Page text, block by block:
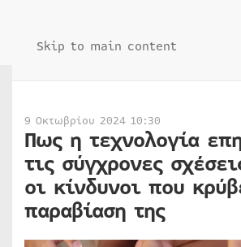
Skip to main content
9 Οκτωβρίου 2024 10:30
Πως η τεχνολογία
τις σύγχρονες
οι κίνδυνοι που
παραβίαση της